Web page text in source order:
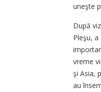
uneşte
După
Pleşu,
vreme
şi Asia,
au